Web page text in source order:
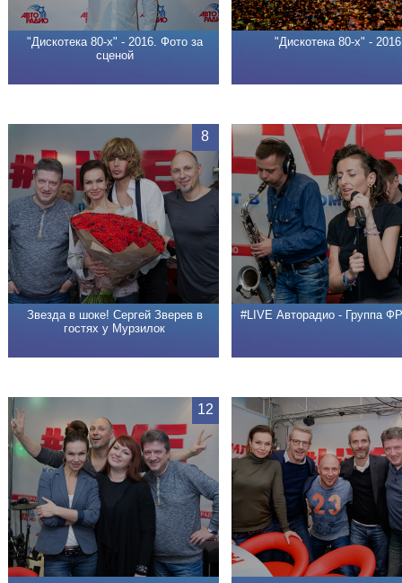
"Дискотека 80-х" - 2016. Фото за
сценой
"Дискотека 80-х" - 2016
Звезда в шоке! Сергей Зверев в
гостях у Мурзилок
8
#LIVE Авторадио - Группа
12